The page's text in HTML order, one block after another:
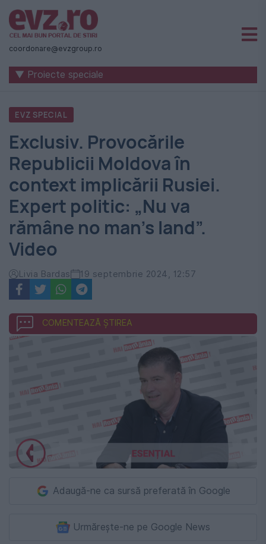
Știri
naționale
internaționale
România
-
Evenimentul
Zilei
coordonare@evzgroup.ro
▼ Proiecte speciale
EVZ SPECIAL
Exclusiv. Provocările
Republicii Moldova în
context implicării Rusiei.
Expert politic: „Nu va
rămâne no man’s land”.
Video
Livia Bardas 19 septembrie 2024, 12:57
COMENTEAZĂ ȘTIREA
Adaugă-ne ca sursă preferată în Google
Urmărește-ne pe Google News